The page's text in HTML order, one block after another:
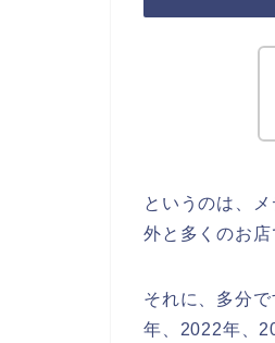
というのは、
外と多くのお
それに、多分
年、2022年、